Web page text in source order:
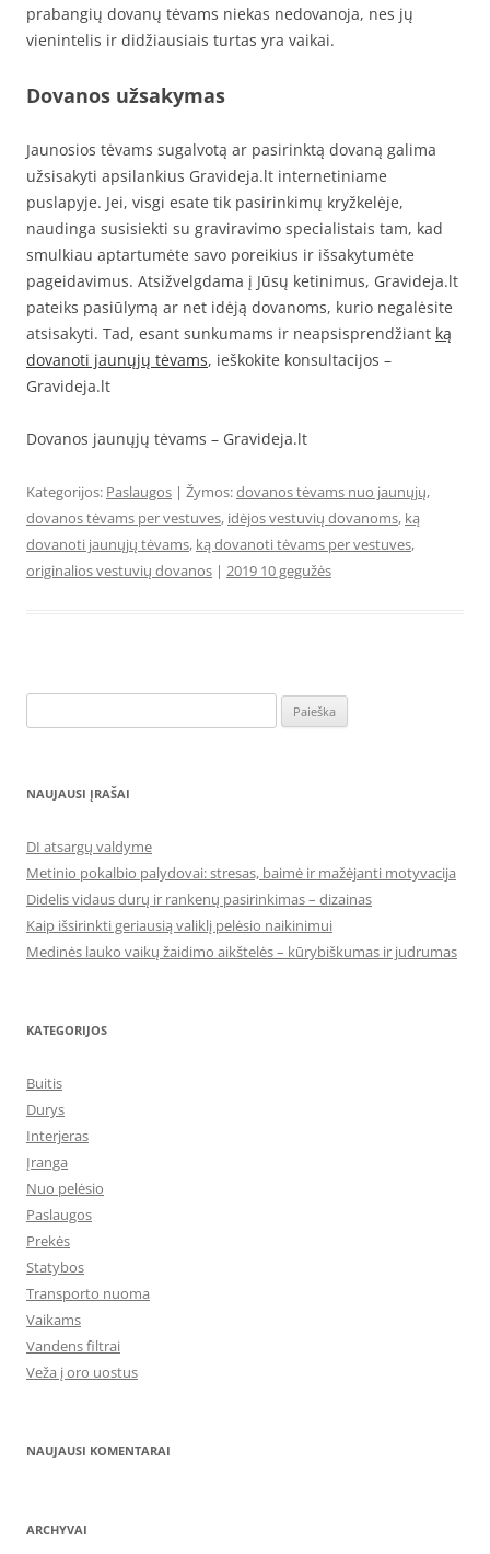
prabangių dovanų tėvams niekas nedovanoja, nes jų
vienintelis ir didžiausiais turtas yra vaikai.
Dovanos užsakymas
Jaunosios tėvams sugalvotą ar pasirinktą dovaną galima
užsisakyti apsilankius Gravideja.lt internetiniame
puslapyje. Jei, visgi esate tik pasirinkimų kryžkelėje,
naudinga susisiekti su graviravimo specialistais tam, kad
smulkiau aptartumėte savo poreikius ir išsakytumėte
pageidavimus. Atsižvelgdama į Jūsų ketinimus, Gravideja.lt
pateiks pasiūlymą ar net idėją dovanoms, kurio negalėsite
atsisakyti. Tad, esant sunkumams ir neapsisprendžiant ką
dovanoti jaunųjų tėvams, ieškokite konsultacijos –
Gravideja.lt
Dovanos jaunųjų tėvams – Gravideja.lt
Kategorijos: Paslaugos | Žymos:dovanos tėvams nuo jaunųjų,
dovanos tėvams per vestuves, idėjos vestuvių dovanoms, ką
dovanoti jaunųjų tėvams, ką dovanoti tėvams per vestuves,
originalios vestuvių dovanos | 2019 10 gegužės
NAUJAUSI ĮRAŠAI
DI atsargų valdyme
Metinio pokalbio palydovai: stresas, baimė ir mažėjanti motyvacija
Didelis vidaus durų ir rankenų pasirinkimas – dizainas
Kaip išsirinkti geriausią valiklį pelėsio naikinimui
Medinės lauko vaikų žaidimo aikštelės – kūrybiškumas ir judrumas
KATEGORIJOS
Buitis
Durys
Interjeras
Įranga
Nuo pelėsio
Paslaugos
Prekės
Statybos
Transporto nuoma
Vaikams
Vandens filtrai
Veža į oro uostus
NAUJAUSI KOMENTARAI
ARCHYVAI